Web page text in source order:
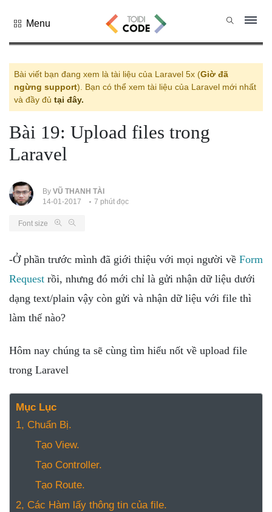
Tất cả
danh mục
PHP
PYTHON
JAVASCRIPT
NODE.JS
JAVA CORE
MONGO DB
HTML
CSS
CÔNG
SOFTWARE
TIN TỨC &
TÌM KIẾM
TIN TUYỂN
LIÊN HỆ
Menu
Bài viết bạn đang xem là tài liệu của Laravel 5x (Giờ đã
ngừng support). Bạn có thể xem tài liệu của Laravel mới nhất
và đầy đủ tại đây.
Bài 19: Upload files trong
Laravel
By VŨ THANH TÀI
14-01-2017
7 phút đọc
Font size
-Ở phần trước mình đã giới thiệu với mọi người về Form
Request rồi, nhưng đó mới chỉ là gửi nhận dữ liệu dưới
dạng text/plain vậy còn gửi và nhận dữ liệu với file thì
làm thế nào?
Hôm nay chúng ta sẽ cùng tìm hiểu nốt về upload file
trong Laravel
Mục Lục
1, Chuẩn Bị.
Tạo View.
Tạo Controller.
Tạo Route.
2, Các Hàm lấy thông tin của file.